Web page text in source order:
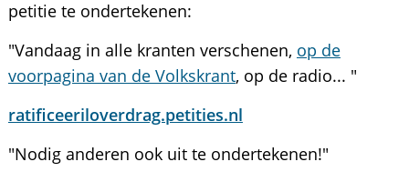
petitie te ondertekenen:
"Vandaag in alle kranten verschenen, op de
voorpagina van de Volkskrant, op de radio... "
ratificeeriloverdrag.petities.nl
"Nodig anderen ook uit te ondertekenen!"